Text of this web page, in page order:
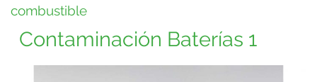
combustible
Contaminación Baterías 1